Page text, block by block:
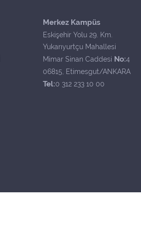
Merkez Kampüs
Eskişehir Yolu 29. Km.
Yukarıyurtçu Mahallesi
Mimar Sinan Caddesi No:4
06815, Etimesgut/ANKARA
Tel:0 312 233 10 00